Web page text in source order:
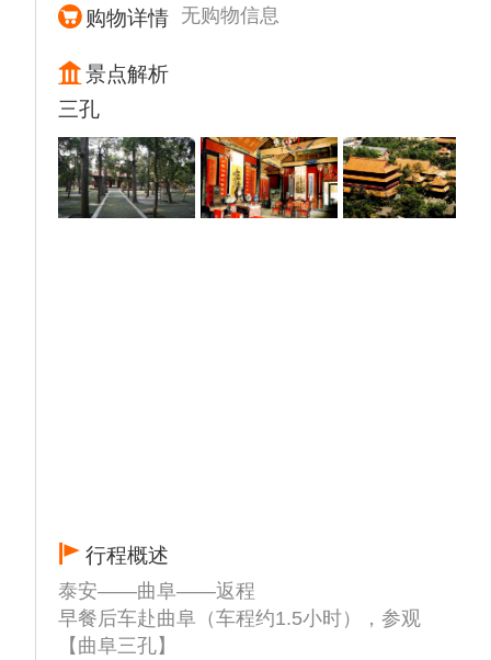
国道教协会会长单位，香火旺盛，许愿灵验，
祈福仪式：1、敬香许愿，祈求家人平安健康
2、绕香亭祈福求寿，事事顺心
3、赠送祈福带，带福回家
【每日小贴士】
1.登山时一定穿着舒适的旅游鞋，游览时遵
就烧，如有信佛教或道教的客人可在山顶主庙
烧香，请香前请一定问清价格。
购物详情 无购物信息
景点解析
三孔
行程概述
泰安——曲阜——返程
早餐后车赴曲阜（车程约1.5小时），参观
【曲阜三孔】